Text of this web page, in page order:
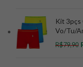
Kit 3pçs
Vo/Tu/
R$79,90